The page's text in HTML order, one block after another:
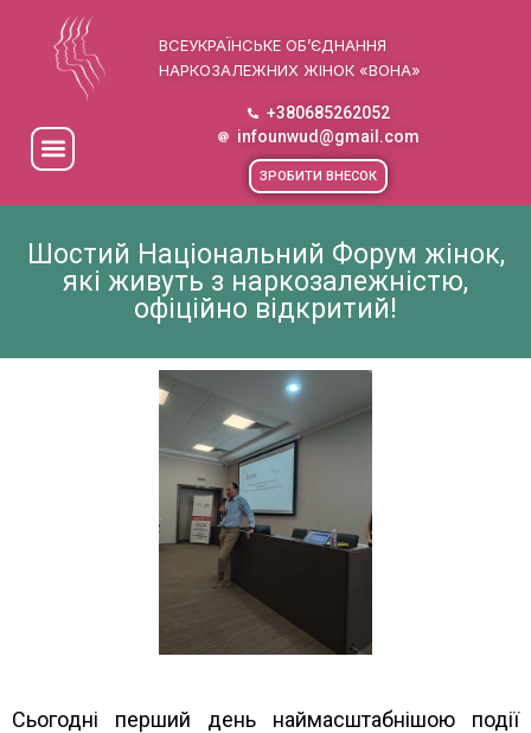
ВСЕУКРАЇНСЬКЕ ОБ’ЄДНАННЯ
НАРКОЗАЛЕЖНИХ ЖІНОК «ВОНА»
+380685262052
infounwud@gmail.com
ЗРОБИТИ ВНЕСОК
Шостий Національний Форум жінок,
які живуть з наркозалежністю,
офіційно відкритий!
Сьогодні перший день наймасштабнішою події